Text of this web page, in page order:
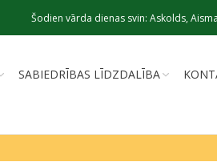
Šodien vārda dienas svin: Askolds, Aisma
SABIEDRĪBAS LĪDZDALĪBA